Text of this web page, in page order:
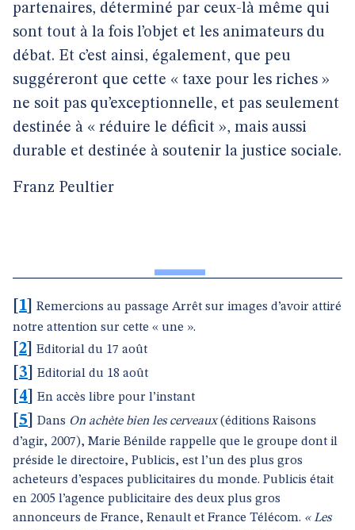
partenaires, déterminé par ceux-là même qui
sont tout à la fois l’objet et les animateurs du
débat. Et c’est ainsi, également, que peu
suggéreront que cette « taxe pour les riches »
ne soit pas qu’exceptionnelle, et pas seulement
destinée à « réduire le déficit », mais aussi
durable et destinée à soutenir la justice sociale.
Franz Peultier
1
Remercions au passage Arrêt sur images d’avoir attiré
notre attention sur cette « une ».
2 Editorial du 17 août
3 Editorial du 18 août
4 En accès libre pour l’instant
5 Dans On achète bien les cerveaux(éditions Raisons
d’agir, 2007), Marie Bénilde rappelle que le groupe dont il
préside le directoire, Publicis, est l’un des plus gros
acheteurs d’espaces publicitaires du monde. Publicis était
en 2005 l’agence publicitaire des deux plus gros
annonceurs de France, Renault et France Télécom. « Les